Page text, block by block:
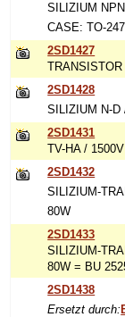
SILIZIUM
CASE: TO-
2SD1427
TRANSISTOR
2SD1428
SILIZIUM N-D
2SD1431
TV-HA /
2SD1432
SILIZIUM-
80W
2SD1433
SILIZIUM-
80W = BU
2SD1438
Ersetzt durch: